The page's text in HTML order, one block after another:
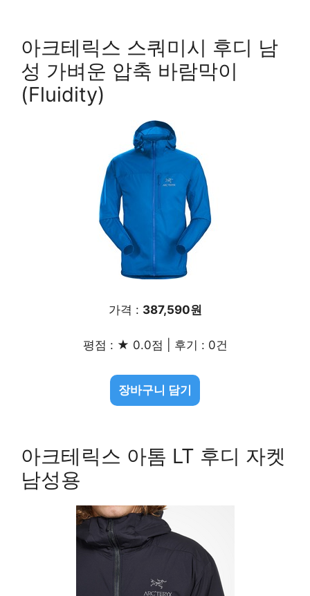
아크테릭스 스쿼미시 후디 남
성 가벼운 압축 바람막이
(Fluidity)
가격 : 387,590원
평점 : ★ 0.0점 | 후기 : 0건
장바구니 담기
아크테릭스 아톰 LT 후디 자켓
남성용